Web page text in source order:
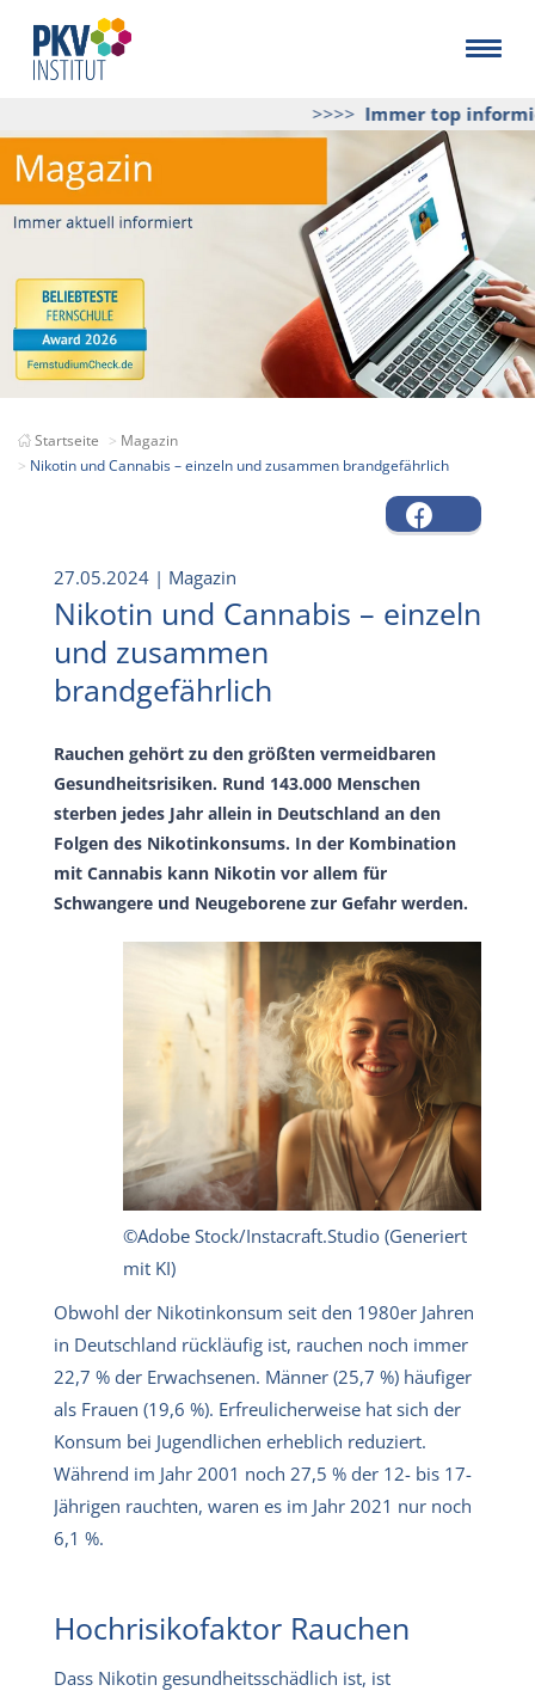
>>>>Immer top
Startseite
Magazin
Nikotin und Cannabis – einzeln und zusammen brandgefährlich
27.05.2024 | Magazin
Nikotin und Cannabis – einzeln
und zusammen
brandgefährlich
Rauchen gehört zu den größten vermeidbaren
Gesundheitsrisiken. Rund 143.000 Menschen
sterben jedes Jahr allein in Deutschland an den
Folgen des Nikotinkonsums. In der Kombination
mit Cannabis kann Nikotin vor allem für
Schwangere und Neugeborene zur Gefahr werden.
©Adobe Stock/Instacraft.Studio (Generiert
mit KI)
Obwohl der Nikotinkonsum seit den 1980er Jahren
in Deutschland rückläufig ist, rauchen noch immer
22,7 % der Erwachsenen. Männer (25,7 %) häufiger
als Frauen (19,6 %). Erfreulicherweise hat sich der
Konsum bei Jugendlichen erheblich reduziert.
Während im Jahr 2001 noch 27,5 % der 12- bis 17-
Jährigen rauchten, waren es im Jahr 2021 nur noch
6,1 %.
Hochrisikofaktor Rauchen
Dass Nikotin gesundheitsschädlich ist, ist